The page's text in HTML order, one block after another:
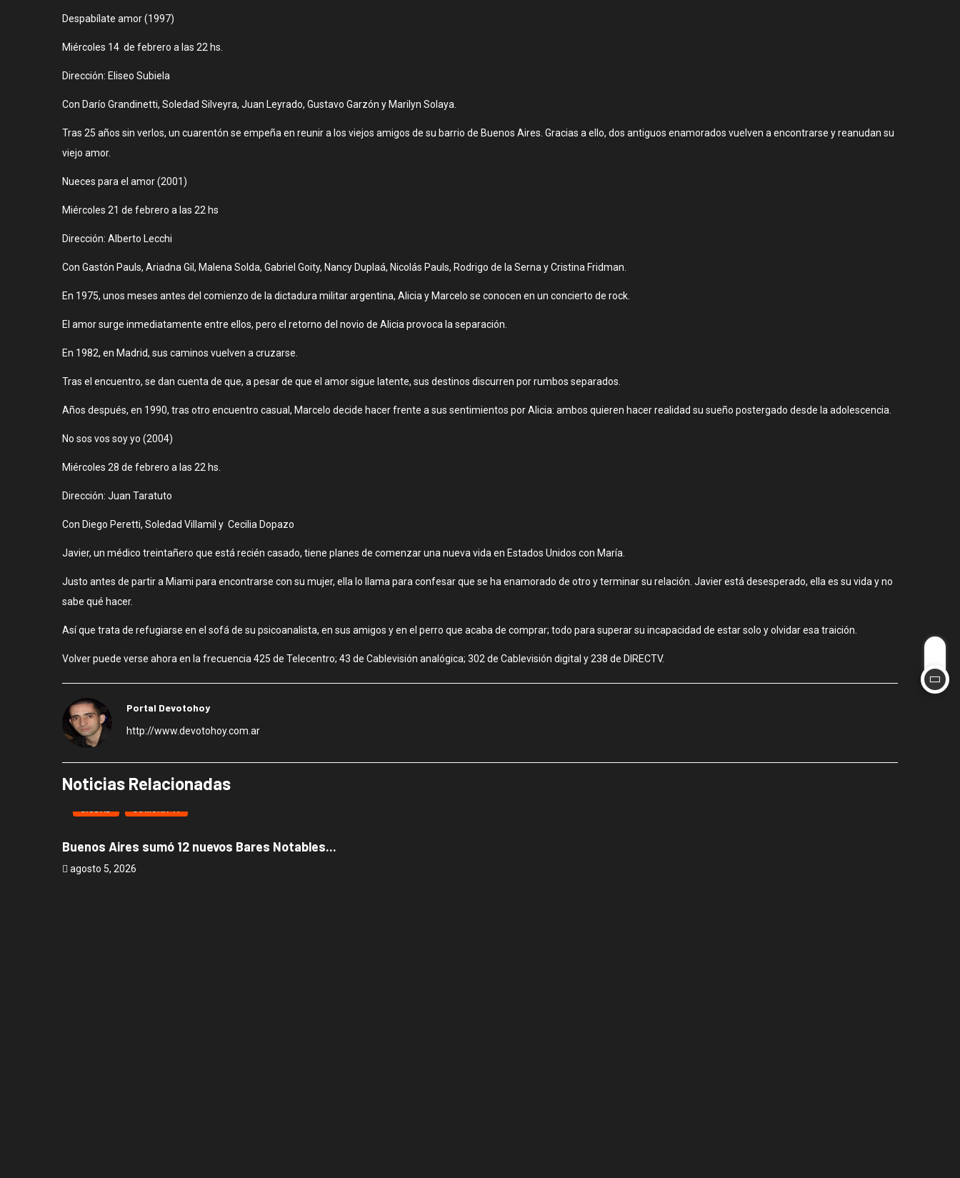
Despabílate amor (1997)
Miércoles 14 de febrero a las 22 hs.
Dirección: Eliseo Subiela
Con Darío Grandinetti, Soledad Silveyra, Juan Leyrado, Gustavo Garzón y Marilyn Solaya.
Tras 25 años sin verlos, un cuarentón se empeña en reunir a los viejos amigos de su barrio de Buenos Aires. Gracias a ello, dos antiguos enamorados vuelven a encontrarse y reanudan su
viejo amor.
Nueces para el amor (2001)
Miércoles 21 de febrero a las 22 hs
Dirección: Alberto Lecchi
Con Gastón Pauls, Ariadna Gil, Malena Solda, Gabriel Goity, Nancy Duplaá, Nicolás Pauls, Rodrigo de la Serna y Cristina Fridman.
En 1975, unos meses antes del comienzo de la dictadura militar argentina, Alicia y Marcelo se conocen en un concierto de rock.
El amor surge inmediatamente entre ellos, pero el retorno del novio de Alicia provoca la separación.
En 1982, en Madrid, sus caminos vuelven a cruzarse.
Tras el encuentro, se dan cuenta de que, a pesar de que el amor sigue latente, sus destinos discurren por rumbos separados.
Años después, en 1990, tras otro encuentro casual, Marcelo decide hacer frente a sus sentimientos por Alicia: ambos quieren hacer realidad su sueño postergado desde la adolescencia.
No sos vos soy yo (2004)
Miércoles 28 de febrero a las 22 hs.
Dirección: Juan Taratuto
Con Diego Peretti, Soledad Villamil y Cecilia Dopazo
Javier, un médico treintañero que está recién casado, tiene planes de comenzar una nueva vida en Estados Unidos con María.
Justo antes de partir a Miami para encontrarse con su mujer, ella lo llama para confesar que se ha enamorado de otro y terminar su relación. Javier está desesperado, ella es su vida y no
sabe qué hacer.
Así que trata de refugiarse en el sofá de su psicoanalista, en sus amigos y en el perro que acaba de comprar; todo para superar su incapacidad de estar solo y olvidar esa traición.
Volver puede verse ahora en la frecuencia 425 de Telecentro; 43 de Cablevisión analógica; 302 de Cablevisión digital y 238 de DIRECTV.
Portal Devotohoy
http://www.devotohoy.com.ar
Noticias Relacionadas
CIUDAD COMUNA 11
Buenos Aires sumó 12 nuevos Bares Notables...
agosto 5, 2026